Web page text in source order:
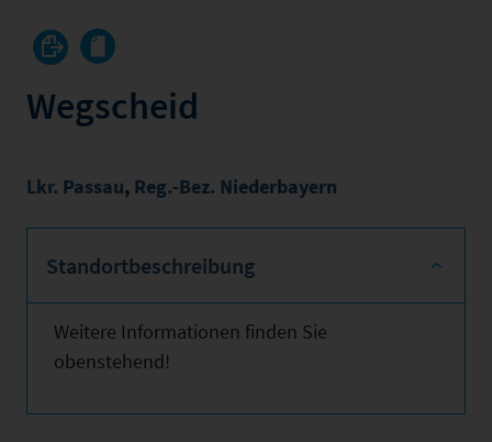
Wegscheid
Lkr. Passau, Reg.-Bez. Niederbayern
Standortbeschreibung
Weitere Informationen finden Sie
obenstehend!